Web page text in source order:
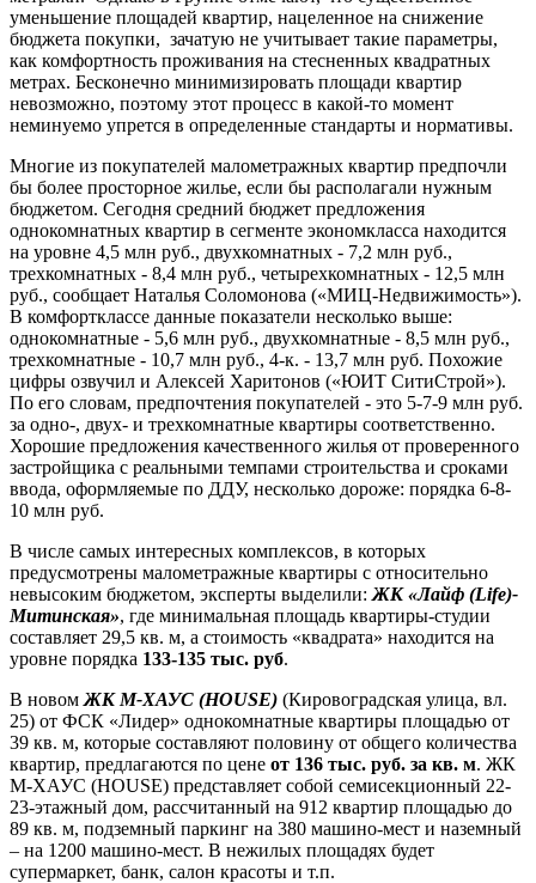
уменьшение площадей квартир, нацеленное на снижение
бюджета покупки, зачатую не учитывает такие параметры,
как комфортность проживания на стесненных квадратных
метрах. Бесконечно минимизировать площади квартир
невозможно, поэтому этот процесс в какой-то момент
неминуемо упрется в определенные стандарты и нормативы.
Многие из покупателей малометражных квартир предпочли
бы более просторное жилье, если бы располагали нужным
бюджетом. Сегодня средний бюджет предложения
однокомнатных квартир в сегменте экономкласса находится
на уровне 4,5 млн руб., двухкомнатных - 7,2 млн руб.,
трехкомнатных - 8,4 млн руб., четырехкомнатных - 12,5 млн
руб., сообщает Наталья Соломонова («МИЦ-Недвижимость»).
В комфортклассе данные показатели несколько выше:
однокомнатные - 5,6 млн руб., двухкомнатные - 8,5 млн руб.,
трехкомнатные - 10,7 млн руб., 4-к. - 13,7 млн руб. Похожие
цифры озвучил и Алексей Харитонов («ЮИТ СитиСтрой»).
По его словам, предпочтения покупателей - это 5-7-9 млн руб.
за одно-, двух- и трехкомнатные квартиры соответственно.
Хорошие предложения качественного жилья от проверенного
застройщика с реальными темпами строительства и сроками
ввода, оформляемые по ДДУ, несколько дороже: порядка 6-8-
10 млн руб.
В числе самых интересных комплексов, в которых
предусмотрены малометражные квартиры с относительно
невысоким бюджетом, эксперты выделили: ЖК «Лайф (Life)-
Митинская», где минимальная площадь квартиры-студии
составляет 29,5 кв. м, а стоимость «квадрата» находится на
уровне порядка 133-135 тыс. руб.
В новом ЖК М-ХАУС (HOUSE) (Кировоградская улица, вл.
25) от ФСК «Лидер» однокомнатные квартиры площадью от
39 кв. м, которые составляют половину от общего количества
квартир, предлагаются по цене от 136 тыс. руб. за кв. м. ЖК
М-ХАУС (HOUSE) представляет собой семисекционный 22-
23-этажный дом, рассчитанный на 912 квартир площадью до
89 кв. м, подземный паркинг на 380 машино-мест и наземный
– на 1200 машино-мест. В нежилых площадях будет
супермаркет, банк, салон красоты и т.п.